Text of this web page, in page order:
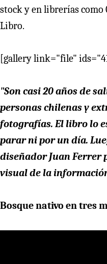
stock y en librerías como
Libro.
[gallery link="file"
"Son casi 20 años de
personas chilenas y
fotografías. El libro lo
parar ni por un día.
diseñador Juan Ferrer
visual de la
Bosque nativo en tres